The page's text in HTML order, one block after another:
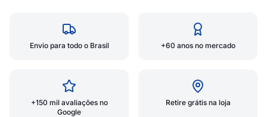
Envio para todo o Brasil +60 anos no mercado
+150 mil avaliações no
Google
Retire grátis na loja